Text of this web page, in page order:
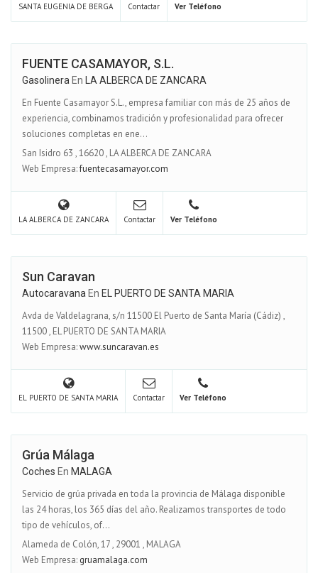
SANTA EUGENIA DE BERGA Contactar Ver Teléfono
FUENTE CASAMAYOR, S.L.
Gasolinera En LA ALBERCA DE ZANCARA
En Fuente Casamayor S.L., empresa familiar con más de 25 años de
experiencia, combinamos tradición y profesionalidad para ofrecer
soluciones completas en ene...
San Isidro 63 ,16620, LA ALBERCA DE ZANCARA
Web Empresa:fuentecasamayor.com
LA ALBERCA DE ZANCARA Contactar Ver Teléfono
Sun Caravan
Autocaravana En EL PUERTO DE SANTA MARIA
Avda de Valdelagrana, s/n 11500 El Puerto de Santa María (Cádiz) ,
11500, EL PUERTO DE SANTA MARIA
Web Empresa:www.suncaravan.es
EL PUERTO DE SANTA MARIA Contactar Ver Teléfono
Grúa Málaga
Coches En MALAGA
Servicio de grúa privada en toda la provincia de Málaga disponible
las 24 horas, los 365 días del año. Realizamos transportes de todo
tipo de vehículos, of...
Alameda de Colón, 17, 29001 , MALAGA
Web Empresa: gruamalaga.com